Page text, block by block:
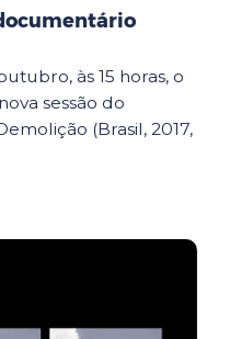
às 15 horas, o
sessão do
(Brasil, 2017,